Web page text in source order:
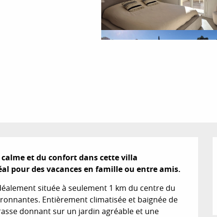
calme et du confort dans cette villa
pour des vacances en famille ou entre amis.
située à seulement 1 km du centre du
Entièrement climatisée et baignée de
donnant sur un jardin agréable et une